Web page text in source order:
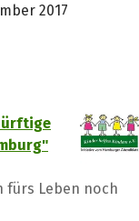
2017
fürs Leben noch